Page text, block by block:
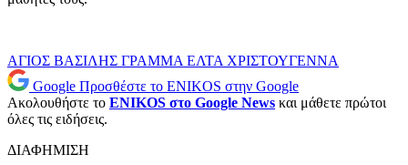
ΑΓΙΟΣ ΒΑΣΙΛΗΣ ΓΡΑΜΜΑ ΕΛΤΑ ΧΡΙΣΤΟΥΓΕΝΝΑ
Google Προσθέστε το ENIKOS στην Google
Ακολουθήστε το ENIKOS στο Google News και μάθετε πρώτοι
όλες τις ειδήσεις.
ΔΙΑΦΗΜΙΣΗ